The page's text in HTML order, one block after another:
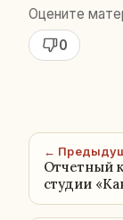
Оцените
0
←
Отчетный
студии